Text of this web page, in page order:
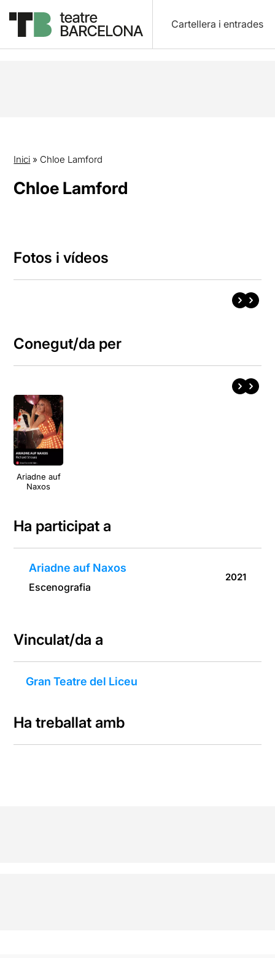
Cartellera i entrades
Inici » Chloe Lamford
Chloe Lamford
Fotos i vídeos
Conegut/da per
Ariadne auf
Naxos
Ha participat a
Ariadne auf Naxos
Escenografia
2021
Vinculat/da a
Gran Teatre del Liceu
Ha treballat amb